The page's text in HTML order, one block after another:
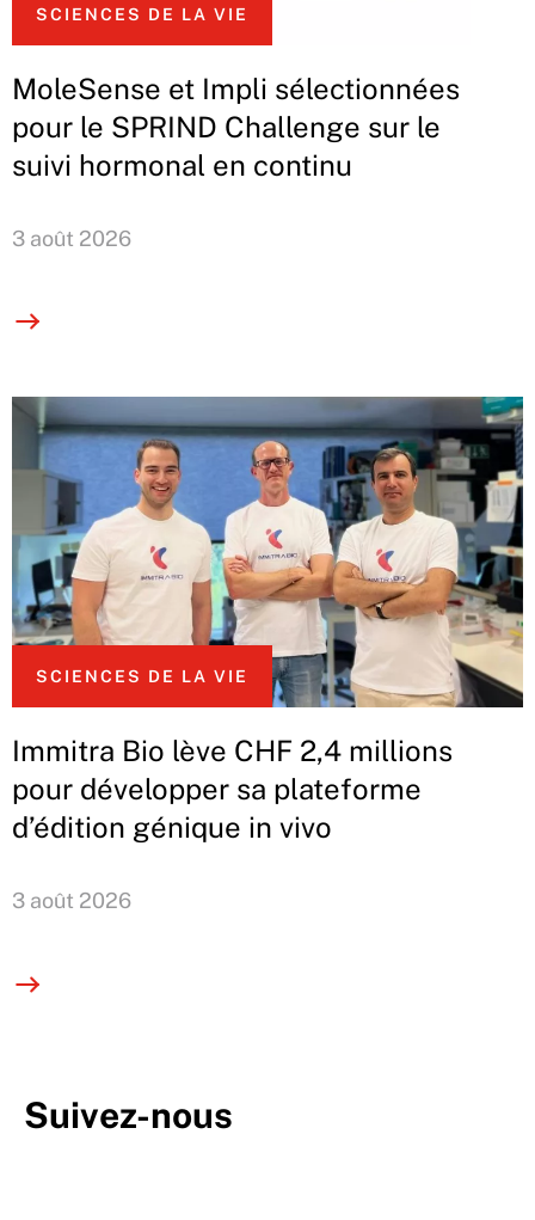
SCIENCES DE LA VIE
MoleSense et Impli sélectionnées
pour le SPRIND Challenge sur le
suivi hormonal en continu
3 août 2026
SCIENCES DE LA VIE
Immitra Bio lève CHF 2,4 millions
pour développer sa plateforme
d’édition génique in vivo
3 août 2026
Suivez-nous